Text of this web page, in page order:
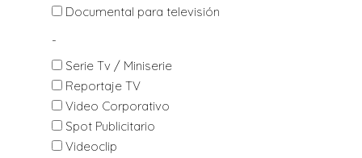
Documental para televisión
-
Serie Tv / Miniserie
Reportaje TV
Video Corporativo
Spot Publicitario
Videoclip